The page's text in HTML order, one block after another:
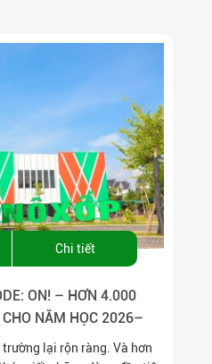
Chi tiết
ON! – HƠN 4.000
NĂM HỌC 2026–
lại rộn ràng. Và hơn